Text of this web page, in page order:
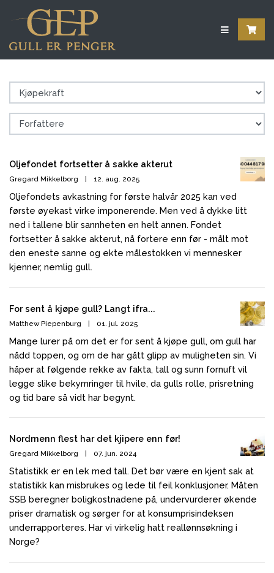
Oljefondet fortsetter å sakke akterut
Gregard Mikkelborg 12. aug. 2025
Oljefondets avkastning for første halvår 2025 kan ved
første øyekast virke imponerende. Men ved å dykke litt
ned i tallene blir sannheten en helt annen. Fondet
fortsetter å sakke akterut, nå fortere enn før - målt mot
den eneste sanne og ekte målestokken vi mennesker
kjenner, nemlig gull.
For sent å kjøpe gull? Langt ifra...
Matthew Piepenburg | 01. jul. 2025
Mange lurer på om det er for sent å kjøpe gull, om gull har
nådd toppen, og om de har gått glipp av muligheten sin. Vi
håper at følgende rekke av fakta, tall og sunn fornuft vil
legge slike bekymringer til hvile, da gulls rolle, prisretning
og tid bare så vidt har begynt.
Nordmenn flest har det kjipere enn før!
Gregard Mikkelborg | 07. jun. 2024
Statistikk er en lek med tall. Det bør være en kjent sak at
statistikk kan misbrukes og lede til feil konklusjoner. Måten
SSB beregner boligkostnadene på, undervurderer økende
priser dramatisk og sørger for at konsumprisindeksen
underrapporteres. Har vi virkelig hatt reallønnsøkning i
Norge?